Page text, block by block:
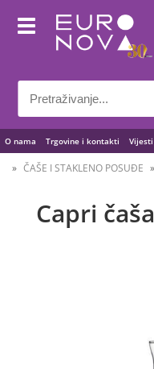
O nama Trgovine i kontakti Vijesti
ČAŠE I STAKLENO POSUĐE
Capri